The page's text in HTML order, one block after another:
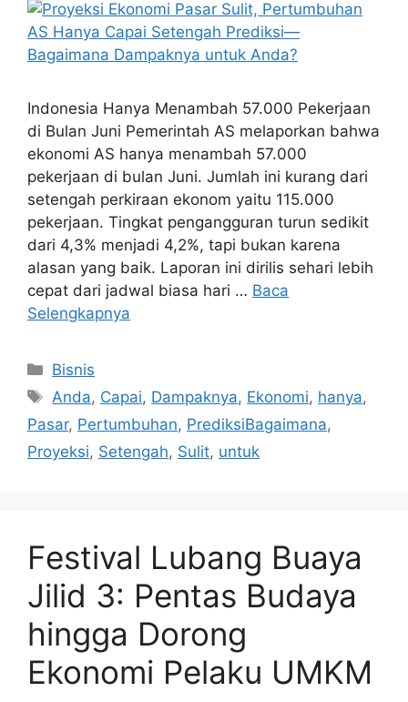
Indonesia Hanya Menambah 57.000 Pekerjaan
di Bulan Juni Pemerintah AS melaporkan bahwa
ekonomi AS hanya menambah 57.000
pekerjaan di bulan Juni. Jumlah ini kurang dari
setengah perkiraan ekonom yaitu 115.000
pekerjaan. Tingkat pengangguran turun sedikit
dari 4,3% menjadi 4,2%, tapi bukan karena
alasan yang baik. Laporan ini dirilis sehari lebih
cepat dari jadwal biasa hari … Baca
Selengkapnya
Kategori
Bisnis
Tag
Anda, Capai, Dampaknya, Ekonomi, hanya,
Pasar, Pertumbuhan, PrediksiBagaimana,
Proyeksi, Setengah, Sulit, untuk
Festival Lubang Buaya
Jilid 3: Pentas Budaya
hingga Dorong
Ekonomi Pelaku UMKM